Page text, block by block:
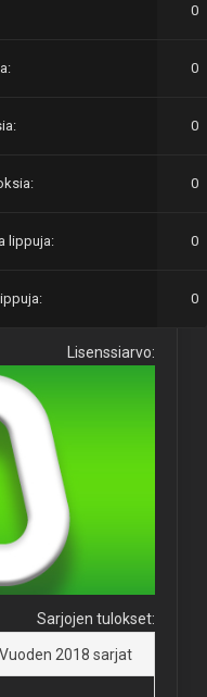
0
0
0
0
lippuja: 0
0
Lisenssiarvo:
Sarjojen tulokset:
Vuoden 2018 sarjat